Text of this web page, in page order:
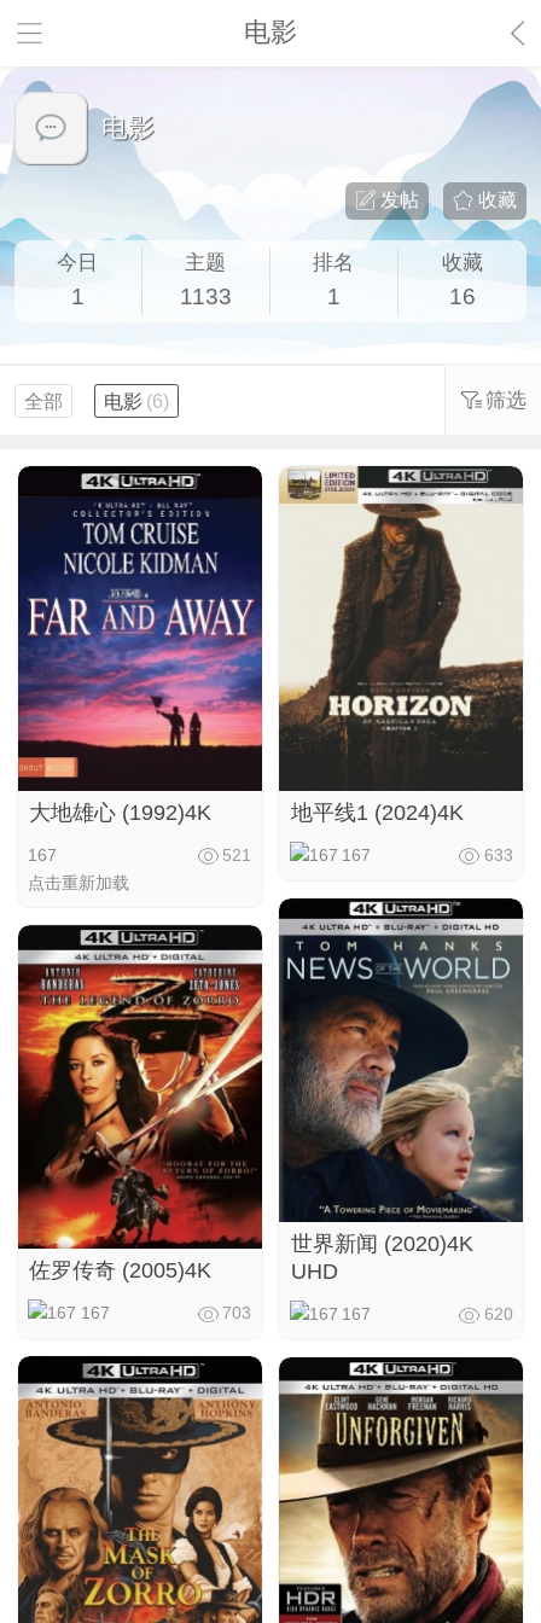
电影
电影
收藏
发帖
今日
1
主题
1133
排名
1
收藏
16
全部 电影 (6) 筛选
大地雄心 (1992)4K
167
点击重新加载
521
佐罗传奇 (2005)4K
167 703
地平线1 (2024)4K
167 633
世界新闻 (2020)4K
UHD
167 620